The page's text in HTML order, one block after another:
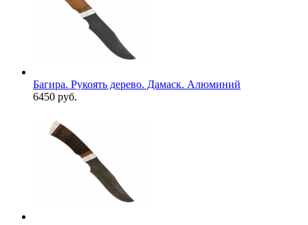
Багира. Рукоять дерево. Дамаск. Алюминий
6450 руб.